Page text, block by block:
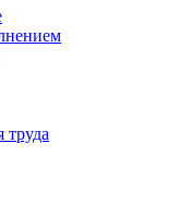
труда